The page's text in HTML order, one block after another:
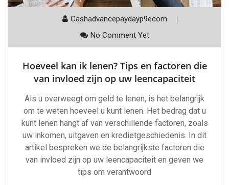
Cashadvancepaydayp9ecom
No Comment Yet
Hoeveel kan ik lenen? Tips en factoren die
van invloed zijn op uw leencapaciteit
Als u overweegt om geld te lenen, is het belangrijk
om te weten hoeveel u kunt lenen. Het bedrag dat u
kunt lenen hangt af van verschillende factoren, zoals
uw inkomen, uitgaven en kredietgeschiedenis. In dit
artikel bespreken we de belangrijkste factoren die
van invloed zijn op uw leencapaciteit en geven we
tips om verantwoord